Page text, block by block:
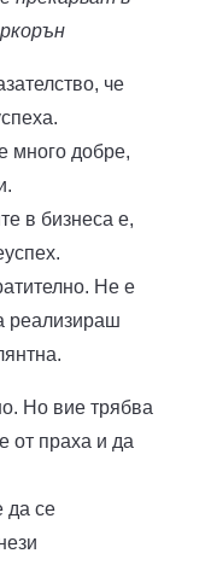
че
много добре,
в бизнеса е,
Не е
реализираш
Но вие трябва
от праха и да
да се